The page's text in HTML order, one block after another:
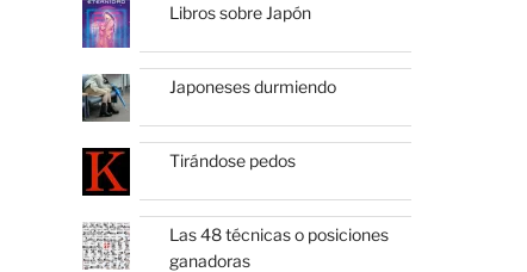
Libros sobre Japón
Japoneses durmiendo
Tirándose pedos
Las 48 técnicas o posiciones
ganadoras